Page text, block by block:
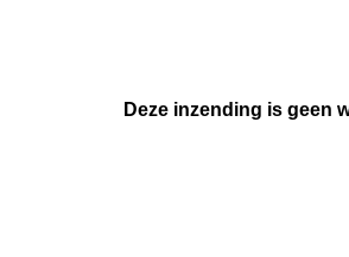
Deze inzending is geen